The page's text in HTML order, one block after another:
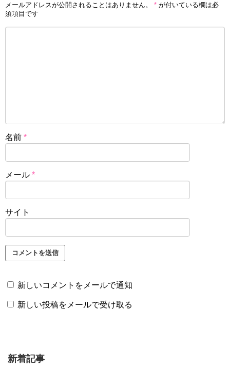
メールアドレスが公開されることはありません。 * が付いている欄は必
須項目です
名前 *
メール *
サイト
新しいコメントをメールで通知
新しい投稿をメールで受け取る
新着記事